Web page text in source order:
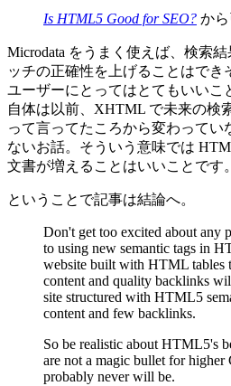
Is HTML5 Good for SEO? から
Microdata をうまく使えば、検索
ッチの正確性を上げることはでき
ユーザーにとってはとてもいいこ
自体は以前、XHTML で未来の検
って言ってたころから変わってい
ないお話。そういう意味では
文書が増えることはいいことです。
ということで記事は結論へ。
Don't get too excited about any
to using new semantic tags in
website built with HTML tables
content and quality backlinks
site structured with HTML5
content and few backlinks.
So be realistic about HTML5's
are not a magic bullet for higher
probably never will be.